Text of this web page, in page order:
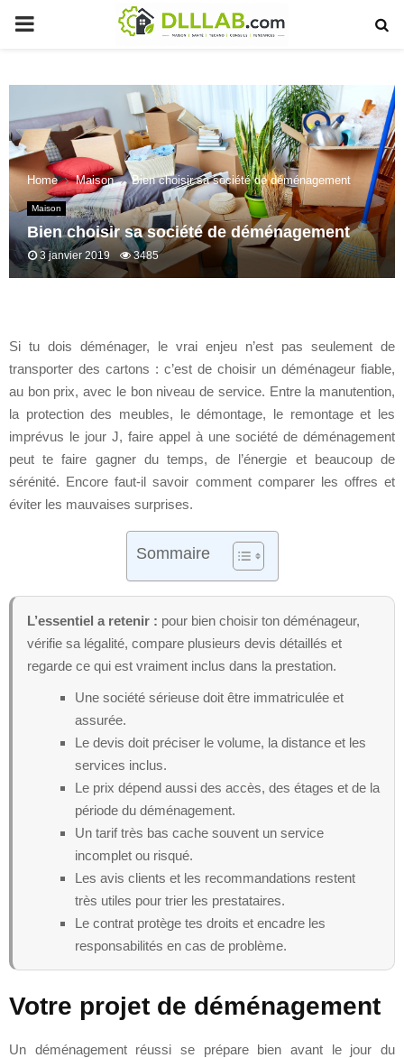
PRIMARY
Home Maison Bien choisir sa société de déménagement
Maison
Bien choisir sa société de déménagement
3 janvier 2019 3485
Si tu dois déménager, le vrai enjeu n’est pas seulement de
transporter des cartons : c’est de choisir un déménageur fiable,
au bon prix, avec le bon niveau de service. Entre la manutention,
la protection des meubles, le démontage, le remontage et les
imprévus le jour J, faire appel à une société de déménagement
peut te faire gagner du temps, de l’énergie et beaucoup de
sérénité. Encore faut-il savoir comment comparer les offres et
éviter les mauvaises surprises.
Sommaire
L’essentiel a retenir : pour bien choisir ton déménageur,
vérifie sa légalité, compare plusieurs devis détaillés et
regarde ce qui est vraiment inclus dans la prestation.
Une société sérieuse doit être immatriculée et
assurée.
Le devis doit préciser le volume, la distance et les
services inclus.
Le prix dépend aussi des accès, des étages et de la
période du déménagement.
Un tarif très bas cache souvent un service
incomplet ou risqué.
Les avis clients et les recommandations restent
très utiles pour trier les prestataires.
Le contrat protège tes droits et encadre les
responsabilités en cas de problème.
Votre projet de déménagement
Un déménagement réussi se prépare bien avant le jour du